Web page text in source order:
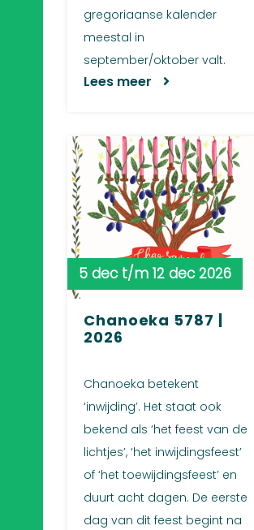
gregoriaanse kalender
meestal in
september/oktober valt.
Lees meer
5 dec t/m 12 dec 2026
Chanoeka 5787 |
2026
Chanoeka betekent
‘inwijding’. Het staat ook
bekend als ‘het feest van de
lichtjes’, ‘het inwijdingsfeest’
of ‘het toewijdingsfeest’ en
duurt acht dagen. De eerste
dag van dit feest begint na